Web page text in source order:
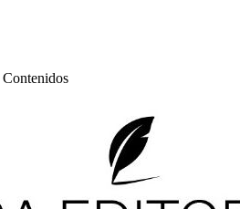
Contenidos